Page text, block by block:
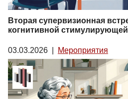
Вторая супервизионная
когнитивной
03.03.2026 Мероприятия